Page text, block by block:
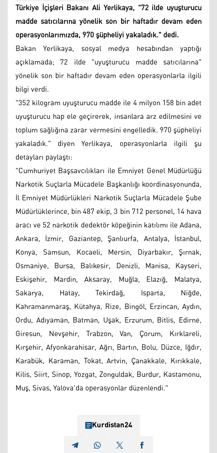
Türkiye İçişleri Bakanı Ali Yerlikaya, "72 ilde uyuşturucu
madde satıcılarına yönelik son bir haftadır devam eden
operasyonlarımızda, 970 şüpheliyi yakaladık." dedi.
Bakan Yerlikaya, sosyal medya hesabından yaptığı
açıklamada; 72 ilde "uyuşturucu madde satıcılarına"
yönelik son bir haftadır devam eden operasyonlarla ilgili
bilgi verdi.
"352 kilogram uyuşturucu madde ile 4 milyon 158 bin adet
uyuşturucu hap ele geçirerek, insanlara arz edilmesini ve
toplum sağlığına zarar vermesini engelledik. 970 şüpheliyi
yakaladık." diyen Yerlikaya, operasyonlarla ilgili şu
detayları paylaştı:
"Cumhuriyet Başsavcılıkları ile Emniyet Genel Müdürlüğü
Narkotik Suçlarla Mücadele Başkanlığı koordinasyonunda,
İl Emniyet Müdürlükleri Narkotik Suçlarla Mücadele Şube
Müdürlüklerince, bin 487 ekip, 3 bin 712 personel, 14 hava
aracı ve 52 narkotik dedektör köpeğinin katılımı ile Adana,
Ankara, İzmir, Gaziantep, Şanlıurfa, Antalya, İstanbul,
Konya, Samsun, Kocaeli, Mersin, Diyarbakır, Şırnak,
Osmaniye, Bursa, Balıkesir, Denizli, Manisa, Kayseri,
Eskişehir, Mardin, Aksaray, Muğla, Elazığ, Malatya,
Sakarya, Hatay, Tekirdağ, Isparta, Niğde,
Kahramanmaraş, Kütahya, Rize, Bingöl, Erzincan, Aydın,
Ordu, Adıyaman, Batman, Uşak, Erzurum, Bitlis, Edirne,
Giresun, Nevşehir, Trabzon, Van, Çorum, Kırklareli,
Kırşehir, Afyonkarahisar, Ağrı, Bartın, Bolu, Düzce, Iğdır,
Karabük, Karaman, Tokat, Artvin, Çanakkale, Kırıkkale,
Kilis, Siirt, Sinop, Yozgat, Zonguldak, Burdur, Kastamonu,
Muş, Sivas, Yalova'da operasyonlar düzenlendi."
Kurdistan24